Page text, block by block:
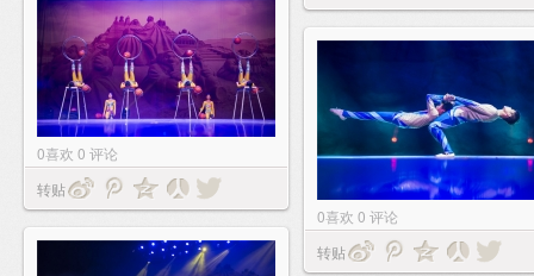
0喜欢 0 评论
转贴
0喜欢 0 评论
转贴